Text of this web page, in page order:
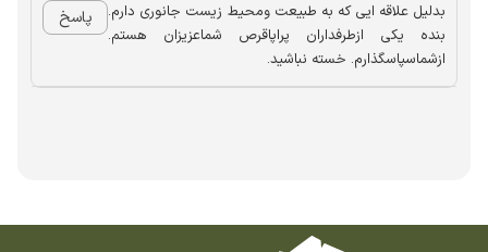
بدلیل علاقه ایی که به طبیعت ومحیط زیست جانوری دارم.
بنده یکی ازطرفداران پراپاقرص شماعزیزان هستم.
ازشماسپاسگذارم. خسته نباشید.
پاسخ